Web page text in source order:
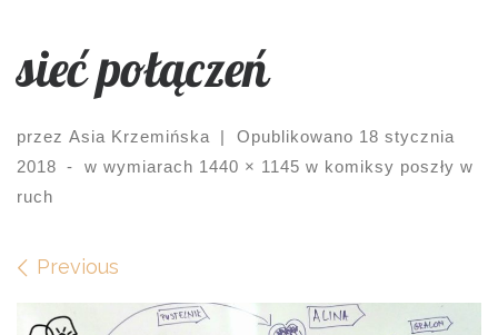
sieć połączeń
przez Asia Krzemińska | Opublikowano 18 stycznia
2018
- w wymiarach 1440 × 1145 w komiksy poszły w
ruch
Images navigation
Previous